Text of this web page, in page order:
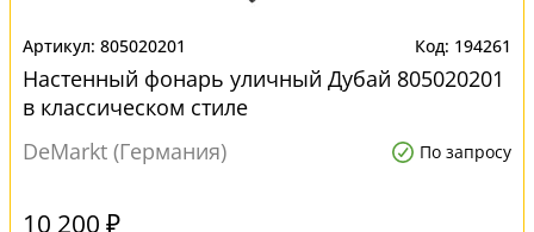
805020201 194261
Настенный фонарь уличный Дубай 805020201
в классическом стиле
DeMarkt (Германия)
По запросу
10 200 ₽